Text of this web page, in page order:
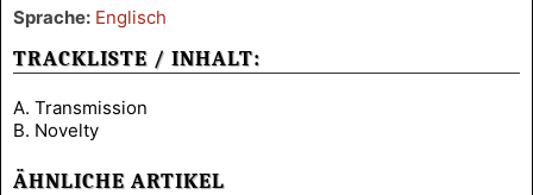
Sprache: Englisch
TRACKLISTE / INHALT:
A. Transmission
B. Novelty
ÄHNLICHE ARTIKEL